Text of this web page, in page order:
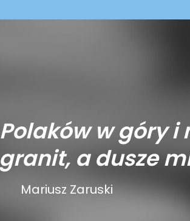
w góry i
a dusze
Mariusz Zaruski